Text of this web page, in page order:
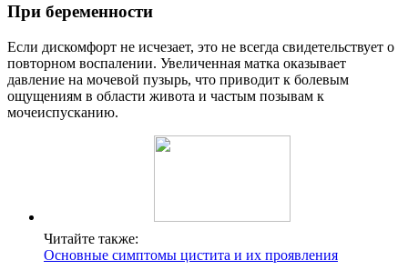
При беременности
Если дискомфорт не исчезает, это не всегда свидетельствует о
повторном воспалении. Увеличенная матка оказывает
давление на мочевой пузырь, что приводит к болевым
ощущениям в области живота и частым позывам к
мочеиспусканию.
Читайте также:
Основные симптомы цистита и их проявления